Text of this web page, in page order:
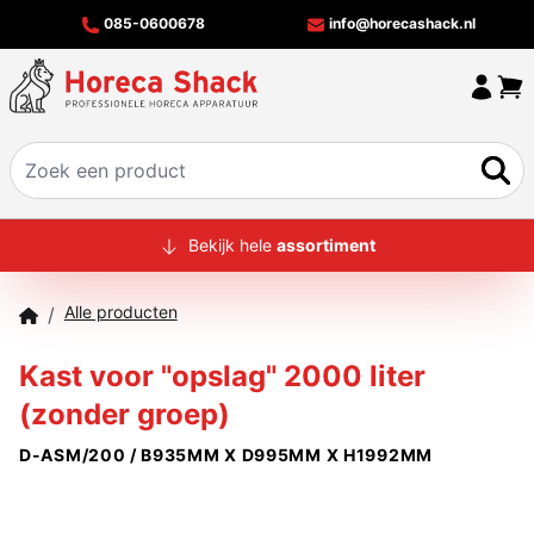
085-0600678 info@horecashack.nl
HOME
MERKEN
OFFERTECHECKER
CONTACT
Bekijk hele assortiment
/ Alle producten
Kast voor "opslag" 2000 liter
(zonder groep)
D-ASM/200 / B935MM X D995MM X H1992MM